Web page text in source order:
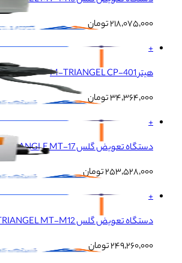
۲۱۸٬۰۷۵٬۰۰۰تومان
+
هیتر M-TRIANGEL CP-401
۳۴٬۳۶۴٬۰۰۰تومان
+
دستگاه تعویض گلس M-TRIANGLE MT-17
۲۵۳٬۵۲۸٬۰۰۰تومان
+
دستگاه تعویض گلس M-TRIANGEL MT-M12
۲۴۹٬۲۶۰٬۰۰۰تومان